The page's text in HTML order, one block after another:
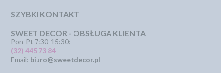
SZYBKI KONTAKT
SWEET DECOR - OBSŁUGA KLIENTA
Pon-Pt 7:30-15:30:
(32) 445 73 84
Email: biuro@sweetdecor.pl